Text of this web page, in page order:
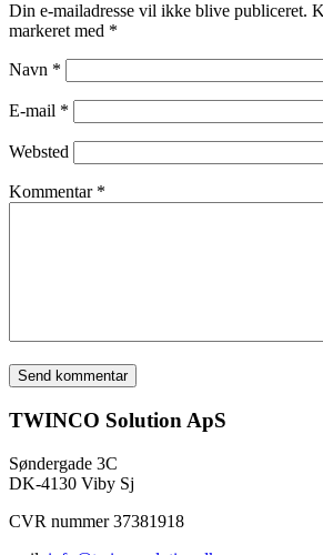
Din e-mailadresse vil ikke blive publiceret.
markeret med *
Navn *
E-mail *
Websted
Kommentar *
TWINCO Solution ApS
Søndergade 3C
DK-4130 Viby Sj
CVR nummer 37381918